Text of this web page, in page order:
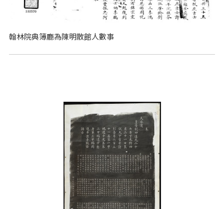
翰林院典簿廳為陳明散館人數事